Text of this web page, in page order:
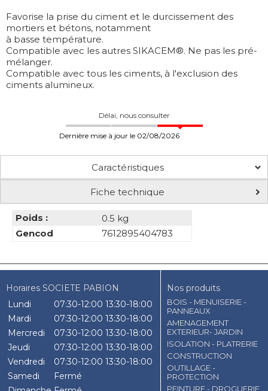
Favorise la prise du ciment et le durcissement des
mortiers et bétons, notamment
à basse température.
Compatible avec les autres SIKACEM®. Ne pas les pré-
mélanger.
Compatible avec tous les ciments, à l'exclusion des
ciments alumineux.
Délai, nous consulter
Dernière mise à jour le 02/08/2026
Caractéristiques
Fiche technique
Poids :
0.5 kg
Gencod
7612895404783
Horaires SOCIETE PABION
Lundi
07:30-12:00 13:30-18:00
Mardi
07:30-12:00 13:30-18:00
Mercredi
07:30-12:00 13:30-18:00
Jeudi
07:30-12:00 13:30-18:00
Vendredi
07:30-12:00 13:30-18:00
Samedi
Fermé
Nos produits
BOIS - MENUISERIE -
PANNEAUX
AMENAGEMENT
EXTERIEUR- JARDIN
ISOLATION - PLATRERIE
CONSTRUCTION
OUTILLAGE -
PROTECTION
PEINTURE - DROGUERIE